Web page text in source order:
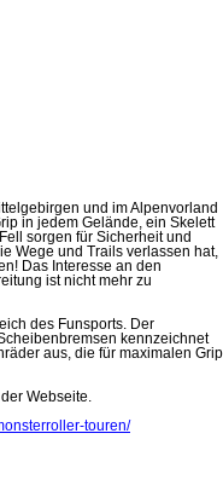
und im Alpenvorland
in jedem Gelände, ein Skelett
sorgen für Sicherheit und
Wege und Trails verlassen hat,
Das Interesse an den
ist nicht mehr zu
des Funsports. Der
kennzeichnet
aus, die für maximalen Grip
Webseite.
touren/